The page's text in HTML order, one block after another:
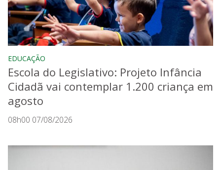
EDUCAÇÃO
Escola do Legislativo: Projeto Infância
Cidadã vai contemplar 1.200 criança em
agosto
08h00 07/08/2026